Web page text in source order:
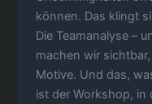
können. Das klingt
Die Teamanalyse –
machen wir
Motive. Und das,
ist der Workshop, in